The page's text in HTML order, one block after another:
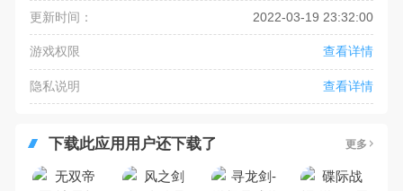
更新时间： 2022-03-19 23:32:00
游戏权限 查看详情
隐私说明 查看详情
下载此应用用户还下载了 更多